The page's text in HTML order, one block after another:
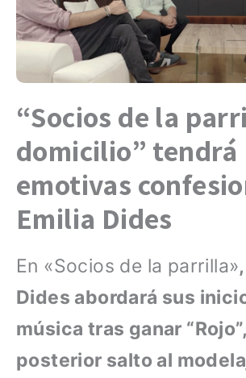
“Socios de la
domicilio” tendrá
emotivas
Emilia Dides
En «Socios de la parrilla»
Dides abordará sus
música tras ganar
posterior salto al